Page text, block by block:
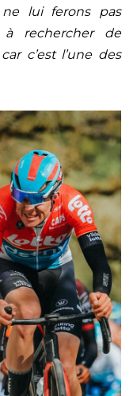
lui ferons pas
à rechercher de
c’est l’une des